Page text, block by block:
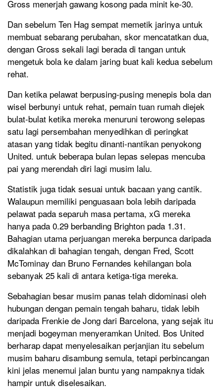
Gross menerjah gawang kosong pada minit ke-30.
Dan sebelum Ten Hag sempat memetik jarinya untuk
membuat sebarang perubahan, skor mencatatkan dua,
dengan Gross sekali lagi berada di tangan untuk
mengetuk bola ke dalam jaring buat kali kedua sebelum
rehat.
Dan ketika pelawat berpusing-pusing menepis bola dan
wisel berbunyi untuk rehat, pemain tuan rumah diejek
bulat-bulat ketika mereka menuruni terowong selepas
satu lagi persembahan menyedihkan di peringkat
atasan yang tidak begitu dinanti-nantikan penyokong
United. untuk beberapa bulan lepas selepas mencuba
pai yang merendah diri lagi musim lalu.
Statistik juga tidak sesuai untuk bacaan yang cantik.
Walaupun memiliki penguasaan bola lebih daripada
pelawat pada separuh masa pertama, xG mereka
hanya pada 0.29 berbanding Brighton pada 1.31.
Bahagian utama perjuangan mereka berpunca daripada
dikalahkan di bahagian tengah, dengan Fred, Scott
McTominay dan Bruno Fernandes kehilangan bola
sebanyak 25 kali di antara ketiga-tiga mereka.
Sebahagian besar musim panas telah didominasi oleh
hubungan dengan pemain tengah baharu, tidak lebih
daripada Frenkie de Jong dari Barcelona, ​​yang sejak itu
menjadi bogeyman menyeramkan United. Bos United
berharap dapat menyelesaikan perjanjian itu sebelum
musim baharu disambung semula, tetapi perbincangan
kini jelas menemui jalan buntu yang nampaknya tidak
hampir untuk diselesaikan.